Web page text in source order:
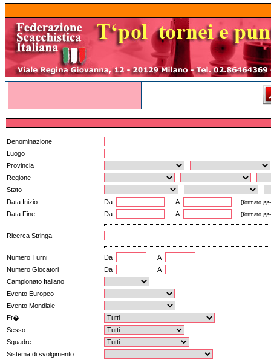
Denominazione
Luogo
Provincia
Regione
Stato
Data Inizio
Da A [formato gg-
Data Fine Da A [formato gg-
Ricerca Stringa
Numero Turni Da
A
Numero Giocatori
Da
A
Campionato Italiano
Evento Europeo
Evento Mondiale
Et�
Sesso
Squadre
Sistema di svolgimento